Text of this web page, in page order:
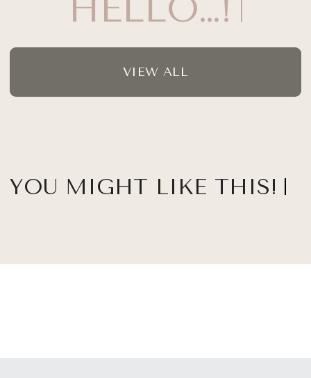
HELLO…!
VIEW ALL
YOU MIGHT LIKE THIS!